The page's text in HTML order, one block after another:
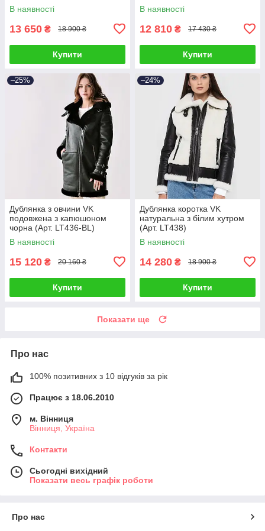
В наявності
13 650 ₴ 18 900 ₴
Купити
В наявності
12 810 ₴ 17 430 ₴
Купити
–25%
Дублянка з овчини VK
подовжена з капюшоном
чорна (Арт. LT436-BL)
В наявності
15 120 ₴ 20 160 ₴
Купити
–24%
Дублянка коротка VK
натуральна з білим хутром
(Арт. LT438)
В наявності
14 280 ₴ 18 900 ₴
Купити
Показати ще
Про нас
100% позитивних з 10 відгуків за рік
Працює з 18.06.2010
м. Вінниця
Вінниця, Україна
Контакти
Сьогодні вихідний
Показати весь графік роботи
Про нас